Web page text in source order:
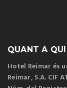
QUANT A QUI
Hotel Reimar és
Reimar, S.A. CIF